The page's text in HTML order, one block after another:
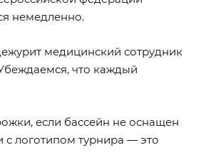
немедленно.
медицинский сотрудник
что каждый
если бассейн не оснащен
логотипом турнира — это